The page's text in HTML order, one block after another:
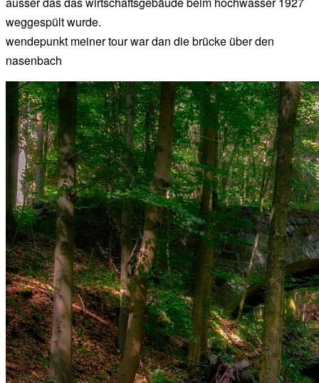
weggespült wurde.
wendepunkt meiner tour war dan die brücke über den
nasenbach